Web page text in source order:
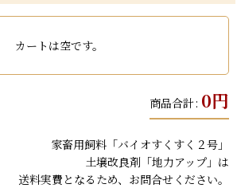
カートは空です。
商品合計: 0円
家畜用飼料「バイオすくすく２号」
土壌改良剤「地力アップ」は
送料実費となるため、お問合せください。